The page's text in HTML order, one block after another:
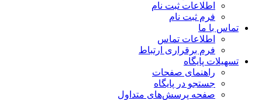
اطلاعات ثبت نام
فرم ثبت نام
تماس با ما
اطلاعات تماس
فرم برقراری ارتباط
تسهیلات پایگاه
راهنمای صفحات
جستجو در پایگاه
صفحه پرسش‌های متداول